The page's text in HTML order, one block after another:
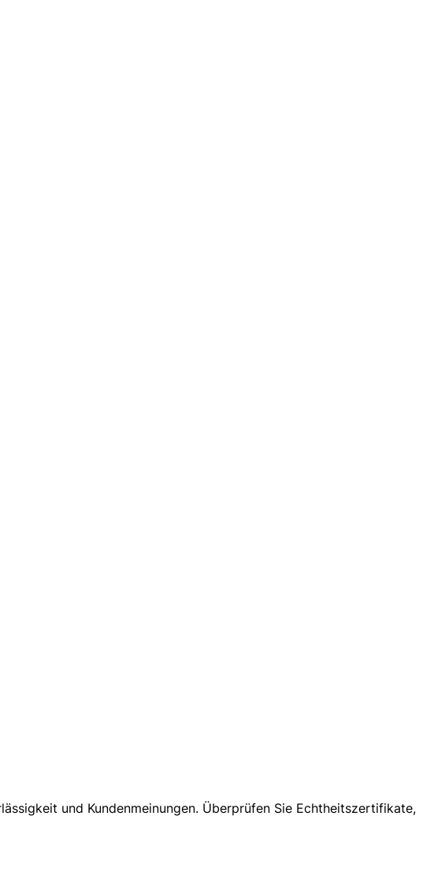
und Kundenmeinungen. Überprüfen Sie Echtheitszertifikate,